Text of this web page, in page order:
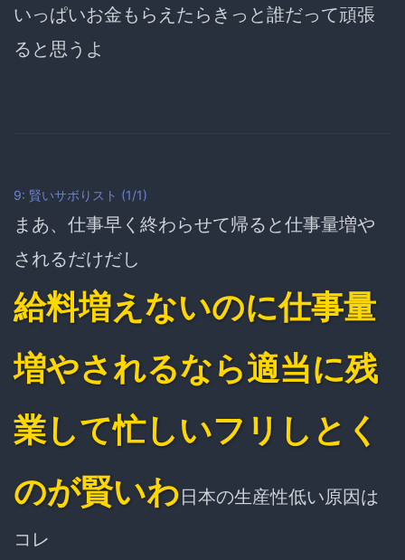
いっぱいお金もらえたらきっと誰だって頑張
ると思うよ
9: 賢いサボりスト (1/1)
まあ、仕事早く終わらせて帰ると仕事量増や
されるだけだし
給料増えないのに仕事量
増やされるなら適当に残
業して忙しいフリしとく
のが賢いわ日本の生産性低い原因は
コレ